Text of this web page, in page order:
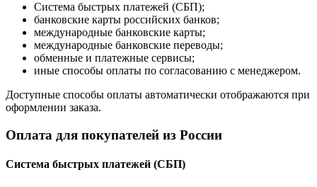
Система быстрых платежей (СБП);
банковские карты российских банков;
международные банковские карты;
международные банковские переводы;
обменные и платежные сервисы;
иные способы оплаты по согласованию с менеджером.
Доступные способы оплаты автоматически отображаются при
оформлении заказа.
Оплата для покупателей из России
Система быстрых платежей (СБП)